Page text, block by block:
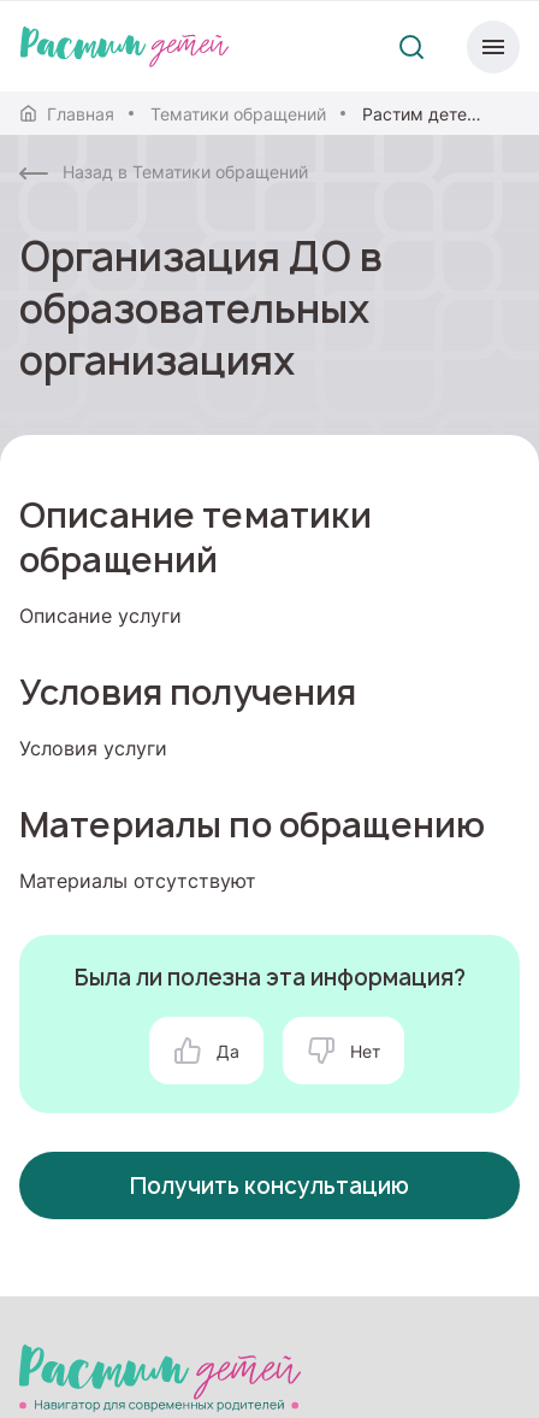
Главная Тематики обращений Растим детей. Навигатор для современных родителей
Назад в Тематики обращений
Организация ДО в
образовательных
организациях
Описание тематики
обращений
Описание услуги
Условия получения
Условия услуги
Материалы по обращению
Материалы отсутствуют
Была ли полезна эта информация?
Да Нет
Получить консультацию